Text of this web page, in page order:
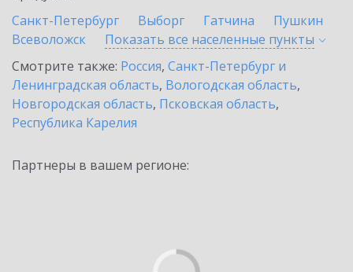
Санкт-Петербург
Выборг Гатчина
Пушкин
Всеволожск
Показать все населенные пункты
Смотрите также: Россия, Санкт-Петербург и
Ленинградская область, Вологодская область,
Новгородская область, Псковская область,
Республика Карелия
Партнеры в вашем регионе: